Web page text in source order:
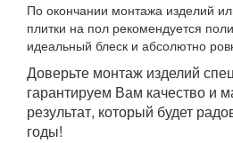
По окончании монтажа изделий
плитки на пол рекомендуется
идеальный блеск и абсолютно
Доверьте монтаж изделий
гарантируем Вам качество и
результат, который будет
годы!